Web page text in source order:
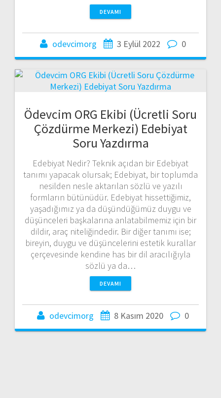
DEVAMI
odevcimorg 3 Eylül 2022 0
Ödevcim ORG Ekibi (Ücretli Soru
Çözdürme Merkezi) Edebiyat
Soru Yazdırma
Edebiyat Nedir? Teknik açıdan bir Edebiyat
tanımı yapacak olursak; Edebiyat, bir toplumda
nesilden nesle aktarılan sözlü ve yazılı
formların bütünüdür. Edebiyat hissettiğimiz,
yaşadığımız ya da düşündüğümüz duygu ve
düşünceleri başkalarına anlatabilmemiz için bir
dildir, araç niteliğindedir. Bir diğer tanımı ise;
bireyin, duygu ve düşüncelerini estetik kurallar
çerçevesinde kendine has bir dil aracılığıyla
sözlü ya da…
DEVAMI
odevcimorg 8 Kasım 2020 0